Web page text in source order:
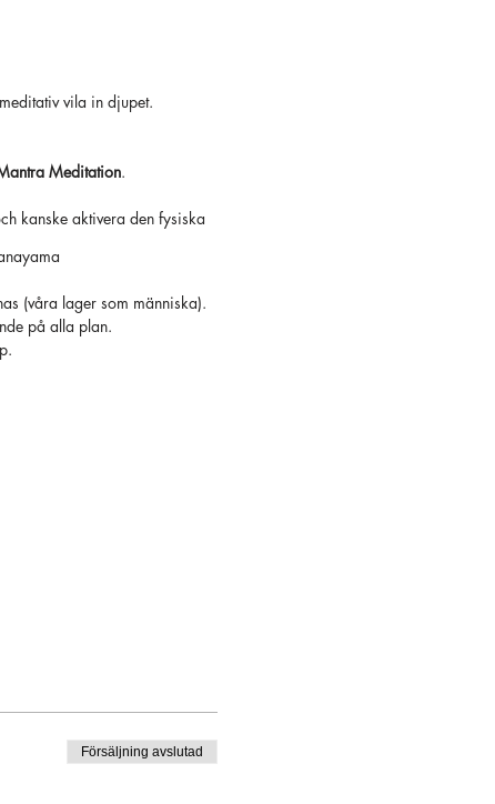
vila in djupet.
Meditation.
kanske aktivera den fysiska
(våra lager som människa).
på alla plan.
Försäljning avslutad